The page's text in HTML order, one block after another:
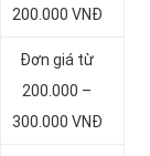
200.000 VNĐ
Đơn giá từ
200.000 –
300.000 VNĐ